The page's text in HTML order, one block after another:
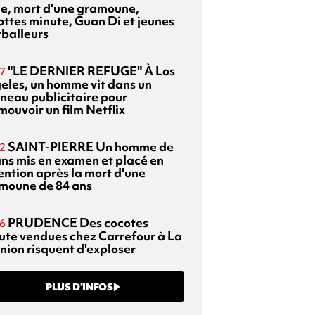
mort d'une gramoune,
minute, Guan Di et jeunes
"LE DERNIER REFUGE"À Los
un homme vit dans un
publicitaire pour
un film Netflix
SAINT-PIERRE Un homme de
mis en examen et placé en
après la mort d'une
de 84 ans
PRUDENCE Des cocotes
vendues chez Carrefour à La
risquent d'exploser
PLUS D’INFOS